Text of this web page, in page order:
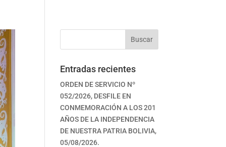
Buscar
Entradas recientes
ORDEN DE SERVICIO Nº
052/2026, DESFILE EN
CONMEMORACIÓN A LOS 201
AÑOS DE LA INDEPENDENCIA
DE NUESTRA PATRIA BOLIVIA,
05/08/2026.